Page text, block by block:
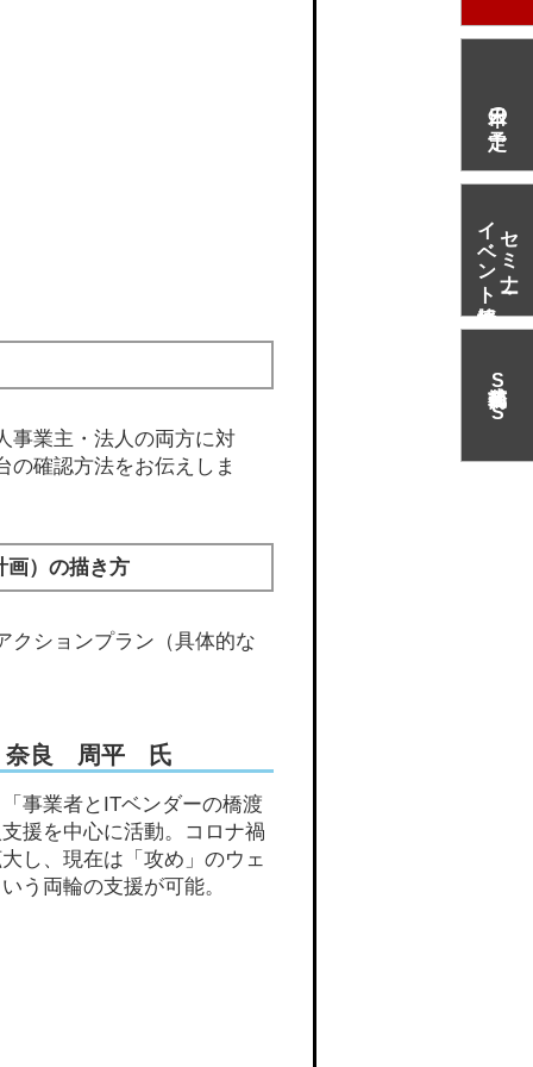
本日の予定
セミナー・
イベント情報
S
N
S
事業主・法人の両方に対
の確認方法をお伝えしま
画）の描き方
クションプラン（具体的な
奈良 周平 氏
事業者とITベンダーの橋渡
援を中心に活動。コロナ禍
し、現在は「攻め」のウェ
う両輪の支援が可能。